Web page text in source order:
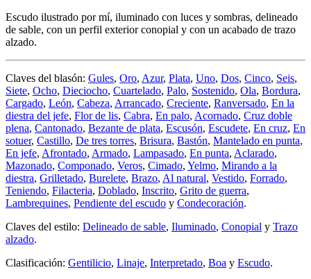
Escudo ilustrado por mí, iluminado con luces y sombras, delineado
de sable, con un perfil exterior conopial y con un acabado de trazo
alzado.
Claves del blasón: Gules, Oro, Azur, Plata, Uno, Dos, Cinco, Seis,
Siete, Ocho, Dieciocho, Cuartelado, Palo, Sostenido, Ola, Bordura,
Cargado, León, Cabeza, Arrancado, Creciente, Ranversado, En la
diestra del jefe, Flor de lis, Cabra, En palo, Acornado, Cruz doble
plena, Cantonado, Bezante de plata, Escusón, Escudete, En cruz, En
sotuer, Castillo, De tres torres, Brisura, Bastón, Mantelado en punta,
En jefe, Afrontado, Armado, Lampasado, En punta, Aclarado,
Mazonado, Componado, Veros, Cimado, Yelmo, Mirando a la
diestra, Grilletado, Burelete, Brazo, Al natural, Vestido, Forrado,
Teniendo, Filacteria, Doblado, Inscrito, Grito de guerra,
Lambrequines, Pendiente del escudo y Condecoración.
Claves del estilo: Delineado de sable, Iluminado, Conopial y Trazo
alzado.
Clasificación: Gentilicio, Linaje, Interpretado, Boa y Escudo.